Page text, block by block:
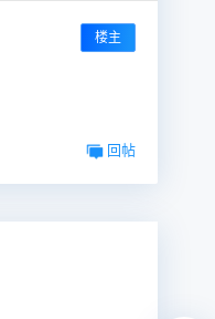
楼主
回帖